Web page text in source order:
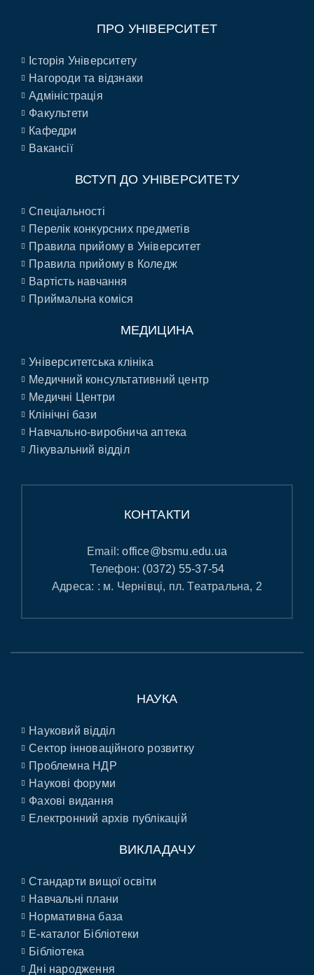
ПРО УНІВЕРСИТЕТ
Історія Університету
Нагороди та відзнаки
Адміністрація
Факультети
Кафедри
Вакансії
ВСТУП ДО УНІВЕРСИТЕТУ
Спеціальності
Перелік конкурсних предметів
Правила прийому в Університет
Правила прийому в Коледж
Вартість навчання
Приймальна коміся
МЕДИЦИНА
Університетська клініка
Медичний консультативний центр
Медичні Центри
Клінічні бази
Навчально-виробнича аптека
Лікувальний відділ
КОНТАКТИ
Email:office@bsmu.edu.ua
Телефон: (0372) 55-37-54
Адреса: : м. Чернівці, пл. Театральна, 2
НАУКА
Науковий відділ
Сектор інноваційного розвитку
Проблемна НДР
Наукові форуми
Фахові видання
Електронний архів публікацій
ВИКЛАДАЧУ
Стандарти вищої освіти
Навчальні плани
Нормативна база
E-каталог Бібліотеки
Бібліотека
Дні народження